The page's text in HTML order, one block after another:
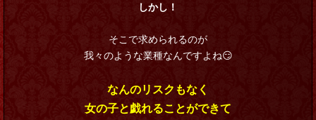
しかし！
そこで求められるのが
我々のような業種なんですよね😏
なんのリスクもなく
女の子と戯れることができて